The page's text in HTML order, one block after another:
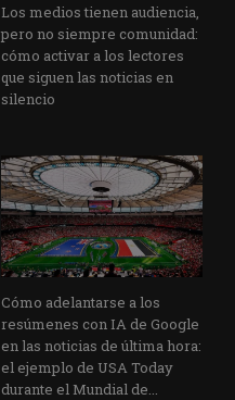
Los medios tienen audiencia,
pero no siempre comunidad:
cómo activar a los lectores
que siguen las noticias en
silencio
Cómo adelantarse a los
resúmenes con IA de Google
en las noticias de última hora:
el ejemplo de USA Today
durante el Mundial de...